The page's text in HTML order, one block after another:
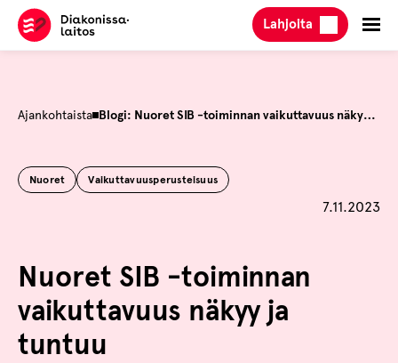
Hyppää
sisältöön
Lahjoita
Ajankohtaista Blogi: Nuoret SIB -toiminnan vaikuttavuus näkyy ja tuntuu
Nuoret Vaikuttavuusperusteisuus
Julkaistu
7.11.2023
Nuoret SIB -toiminnan
vaikuttavuus näkyy ja
tuntuu